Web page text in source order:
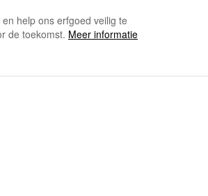
help ons erfgoed veilig te
de toekomst. Meer informatie